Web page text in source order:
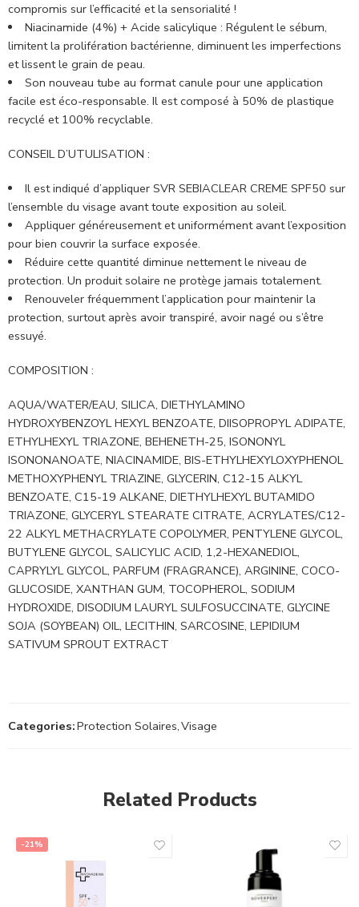
compromis sur l’efficacité et la sensorialité !
Niacinamide (4%) + Acide salicylique : Régulent le sébum,
limitent la prolifération bactérienne, diminuent les imperfections
et lissent le grain de peau.
Son nouveau tube au format canule pour une application
facile est éco-responsable. Il est composé à 50% de plastique
recyclé et 100% recyclable.
CONSEIL D’UTULISATION :
Il est indiqué d’appliquer SVR SEBIACLEAR CREME SPF50 sur
l’ensemble du visage avant toute exposition au soleil.
Appliquer généreusement et uniformément avant l’exposition
pour bien couvrir la surface exposée.
Réduire cette quantité diminue nettement le niveau de
protection. Un produit solaire ne protège jamais totalement.
Renouveler fréquemment l’application pour maintenir la
protection, surtout après avoir transpiré, avoir nagé ou s’être
essuyé.
COMPOSITION :
AQUA/WATER/EAU, SILICA, DIETHYLAMINO
HYDROXYBENZOYL HEXYL BENZOATE, DIISOPROPYL ADIPATE,
ETHYLHEXYL TRIAZONE, BEHENETH-25, ISONONYL
ISONONANOATE, NIACINAMIDE, BIS-ETHYLHEXYLOXYPHENOL
METHOXYPHENYL TRIAZINE, GLYCERIN, C12-15 ALKYL
BENZOATE, C15-19 ALKANE, DIETHYLHEXYL BUTAMIDO
TRIAZONE, GLYCERYL STEARATE CITRATE, ACRYLATES/C12-
22 ALKYL METHACRYLATE COPOLYMER, PENTYLENE GLYCOL,
BUTYLENE GLYCOL, SALICYLIC ACID, 1,2-HEXANEDIOL,
CAPRYLYL GLYCOL, PARFUM (FRAGRANCE), ARGININE, COCO-
GLUCOSIDE, XANTHAN GUM, TOCOPHEROL, SODIUM
HYDROXIDE, DISODIUM LAURYL SULFOSUCCINATE, GLYCINE
SOJA (SOYBEAN) OIL, LECITHIN, SARCOSINE, LEPIDIUM
SATIVUM SPROUT EXTRACT
Categories:Protection Solaires,Visage
Related Products
-21%